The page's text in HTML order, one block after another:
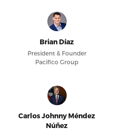
Brian Díaz
President & Founder
Pacifico Group
Carlos Johnny Méndez
Núñez